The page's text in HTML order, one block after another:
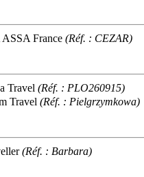
France (Réf. : CEZAR)
Travel (Réf. : PLO260915)
Travel (Réf. : Pielgrzymkowa)
(Réf. : Barbara)